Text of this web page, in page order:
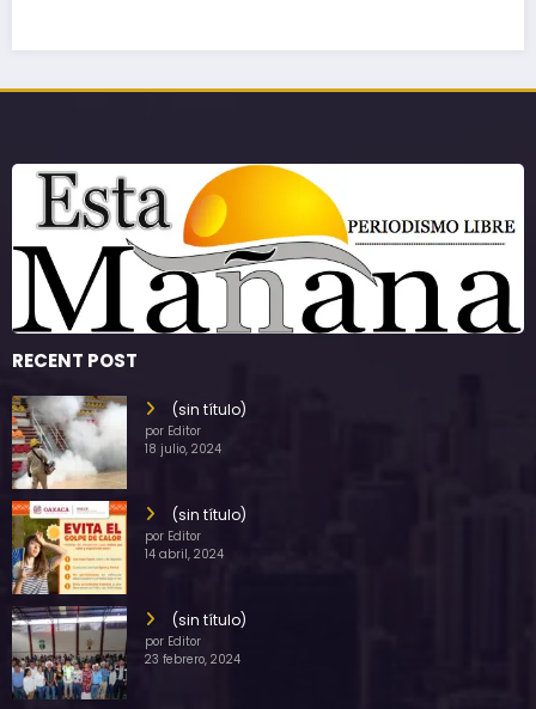
RECENT POST
(sin título)
por Editor
18 julio, 2024
(sin título)
por Editor
14 abril, 2024
(sin título)
por Editor
23 febrero, 2024